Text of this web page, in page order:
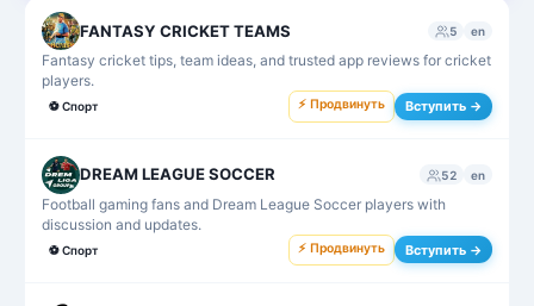
FANTASY CRICKET TEAMS 5 en
Fantasy cricket tips, team ideas, and trusted app reviews for cricket
players.
⚽Спорт ⚡ Продвинуть Вступить →
DREAM LEAGUE SOCCER 52 en
Football gaming fans and Dream League Soccer players with
discussion and updates.
⚽Спорт ⚡ Продвинуть Вступить →